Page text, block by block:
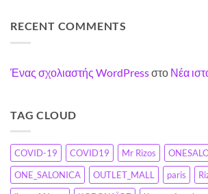
RECENT COMMENTS
Ένας σχολιαστής WordPressστο Νέα
TAG CLOUD
COVID-19 COVID19 Mr Rizos
ONE_SALONICA
OUTLET_MALL paris